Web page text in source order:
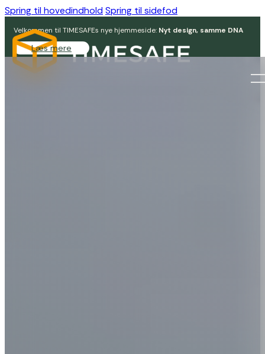
Spring til hovedindhold Spring til sidefod
Velkommen til TIMESAFEs nye hjemmeside: Nyt design, samme DNA
Læs mere